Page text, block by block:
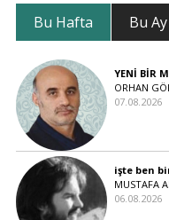
Bu Hafta Bu Ay
YENİ BİR
ORHAN
07.08.2026
işte ben
MUSTAFA
06.08.2026